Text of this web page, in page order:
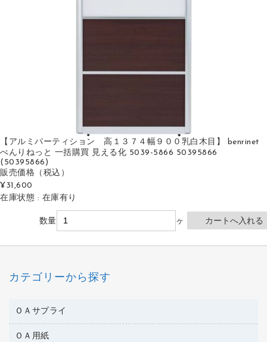
【アルミパーティション 高１３７４幅９００乳白木目】 benrinet
べんりねっと 一括購買 見える化 5039-5866 50395866
(50395866)
販売価格 （税込）
¥31,600
在庫状態 : 在庫有り
数量 ヶ
カテゴリーから探す
ＯＡサプライ
互換インクカートリッジ
ＯＡ用紙